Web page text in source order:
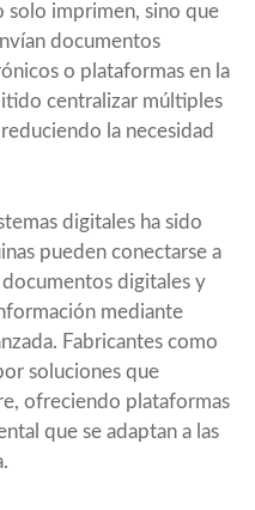
solo imprimen, sino que
documentos
o plataformas en la
centralizar múltiples
la necesidad
digitales ha sido
pueden conectarse a
digitales y
mediante
Fabricantes como
soluciones que
ofreciendo plataformas
que se adaptan a las